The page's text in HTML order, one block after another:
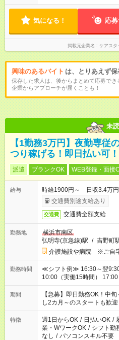
気になる！ 応
掲載元企業名 ケアスタ
興味のあるバイト は、とりあえず
保存した求人は、後からまとめて応募でき
企業からアプローチが届くことも！
未読
【1勤務3万円】夜勤専従
つり稼げる！即日払い可
派遣 ブランクOK WEB登録・面接
給与
時給1900円～ 日収3.4万円
交通費別途支給あり
交通費 交通費全額支給
勤務地
横浜市南区
弘明寺(京急線)駅 / 吉野町
介護施設や病院 ※ご自
勤務時間
≪シフト例≫ 16:30～翌
10:00（実働15時間）
期間
【急募】即日勤務OK！中
し2カ月～のスタートも歓迎
特徴 週1日からOK / 日払いOK /
業・WワークOK / シフト勤
なし / パソコンスキル不要